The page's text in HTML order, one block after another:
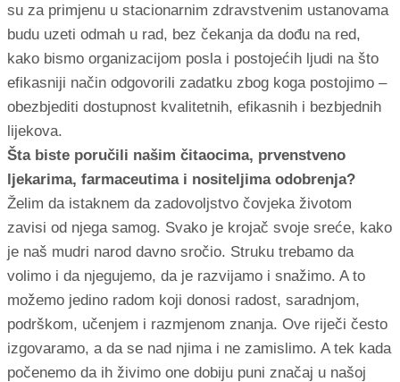
su za primjenu u stacionarnim zdravstvenim ustanovama
budu uzeti odmah u rad, bez čekanja da dođu na red,
kako bismo organizacijom posla i postojećih ljudi na što
efikasniji način odgovorili zadatku zbog koga postojimo –
obezbjediti dostupnost kvalitetnih, efikasnih i bezbjednih
lijekova.
Šta biste poručili našim čitaocima, prvenstveno
ljekarima, farmaceutima i nositeljima odobrenja?
Želim da istaknem da zadovoljstvo čovjeka životom
zavisi od njega samog. Svako je krojač svoje sreće, kako
je naš mudri narod davno sročio. Struku trebamo da
volimo i da njegujemo, da je razvijamo i snažimo. A to
možemo jedino radom koji donosi radost, saradnjom,
podrškom, učenjem i razmjenom znanja. Ove riječi često
izgovaramo, a da se nad njima i ne zamislimo. A tek kada
počenemo da ih živimo one dobiju puni značaj u našoj